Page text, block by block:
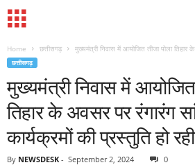
Home छत्तीसगढ़ मुख्यमंत्री निवास में आयोजित तीजा पोला
छत्तीसगढ़
मुख्यमंत्री निवास में आयोजित
तिहार के अवसर पर रंगारंग
कार्यक्रमों की प्रस्तुति हो
By NEWSDESK - September 2, 2024 0